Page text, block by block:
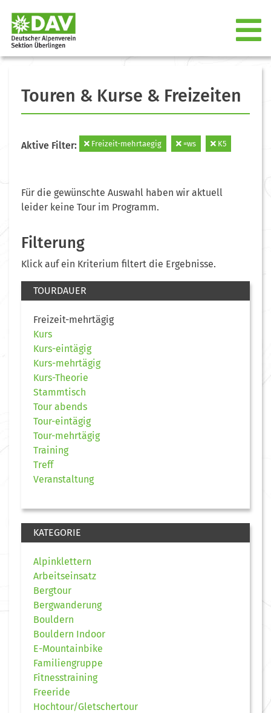
Touren & Kurse & Freizeiten
Aktive Filter: Freizeit-mehrtaegig =ws K5
Für die gewünschte Auswahl haben wir aktuell
leider keine Tour im Programm.
Filterung
Klick auf ein Kriterium filtert die Ergebnisse.
TOURDAUER
Freizeit-mehrtägig
Kurs
Kurs-eintägig
Kurs-mehrtägig
Kurs-Theorie
Stammtisch
Tour abends
Tour-eintägig
Tour-mehrtägig
Training
Treff
Veranstaltung
KATEGORIE
Alpinklettern
Arbeitseinsatz
Bergtour
Bergwanderung
Bouldern
Bouldern Indoor
E-Mountainbike
Familiengruppe
Fitnesstraining
Freeride
Hochtour/Gletschertour